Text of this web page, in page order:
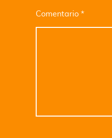
Comentario *